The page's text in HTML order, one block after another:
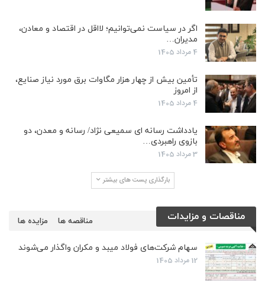
اگر در سیاست نمی‌توانیم؛ لااقل در اقتصاد و معادن،
مدیران…
4 مرداد 1405
تأمین بیش از چهار هزار مگاوات برق مورد نیاز صنایع،
از امروز
4 مرداد 1405
یادداشت رسانه ای سمیعی نژاد/ رسانه و معدن، دو
بازوی راهبردی…
3 مرداد 1405
بارگذاری پست های بیشتر
مناقصات و مزایدات مزایده ها مناقصه ها
سهام شرکت‌های فولاد میبد و مکران واگذار می‌شوند
12 مرداد 1405